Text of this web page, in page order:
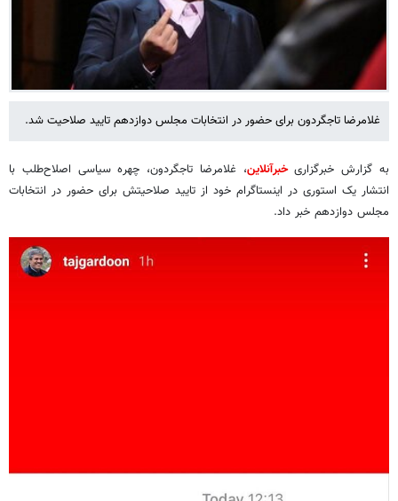
غلامرضا تاجگردون برای حضور در انتخابات مجلس دوازدهم تایید صلاحیت شد.
به گزارش خبرگزاریخبرآنلاین، غلامرضا تاجگردون، چهره سیاسی اصلاح‌طلب با
انتشار یک استوری در اینستاگرام خود از تایید صلاحیتش برای حضور در انتخابات
مجلس دوازدهم خبر داد.